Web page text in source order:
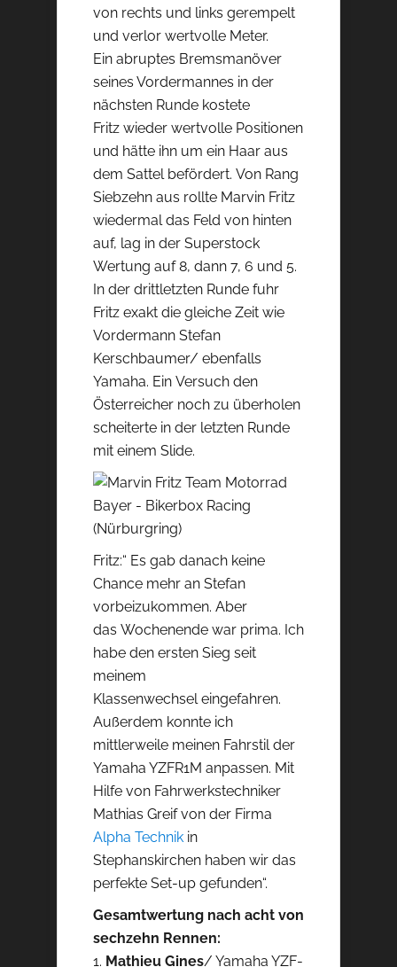
von rechts und links gerempelt
und verlor wertvolle Meter.
Ein abruptes Bremsmanöver
seines Vordermannes in der
nächsten Runde kostete
Fritz wieder wertvolle Positionen
und hätte ihn um ein Haar aus
dem Sattel befördert. Von Rang
Siebzehn aus rollte Marvin Fritz
wiedermal das Feld von hinten
auf, lag in der Superstock
Wertung auf 8, dann 7, 6 und 5.
In der drittletzten Runde fuhr
Fritz exakt die gleiche Zeit wie
Vordermann Stefan
Kerschbaumer/ ebenfalls
Yamaha. Ein Versuch den
Österreicher noch zu überholen
scheiterte in der letzten Runde
mit einem Slide.
Fritz:“ Es gab danach keine
Chance mehr an Stefan
vorbeizukommen. Aber
das Wochenende war prima. Ich
habe den ersten Sieg seit
meinem
Klassenwechsel eingefahren.
Außerdem konnte ich
mittlerweile meinen Fahrstil der
Yamaha YZFR1M anpassen. Mit
Hilfe von Fahrwerkstechniker
Mathias Greif von der Firma
Alpha Technik in
Stephanskirchen haben wir das
perfekte Set-up gefunden“.
Gesamtwertung nach acht von
sechzehn Rennen:
1. Mathieu Gines/ Yamaha YZF-